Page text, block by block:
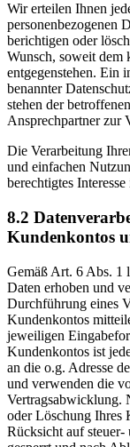
Wir erteilen Ihnen
personenbezogenen
berichtigen oder
Wunsch, soweit dem
entgegenstehen. Ein
benannter
stehen der
Ansprechpartner zur
Die Verarbeitung
und einfachen
berechtigtes
8.2
Kundenkontos
Gemäß Art. 6 Abs. 1
Daten erhoben und
Durchführung eines
Kundenkontos
jeweiligen
Kundenkontos ist
an die o.g. Adresse
und verwenden die
Vertragsabwicklung.
oder Löschung Ihres
Rücksicht auf